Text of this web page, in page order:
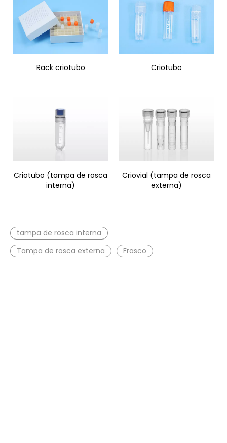
Rack criotubo Criotubo
Criotubo (tampa de rosca
interna)
Criovial (tampa de rosca
externa)
tampa de rosca interna
Tampa de rosca externa
Frasco